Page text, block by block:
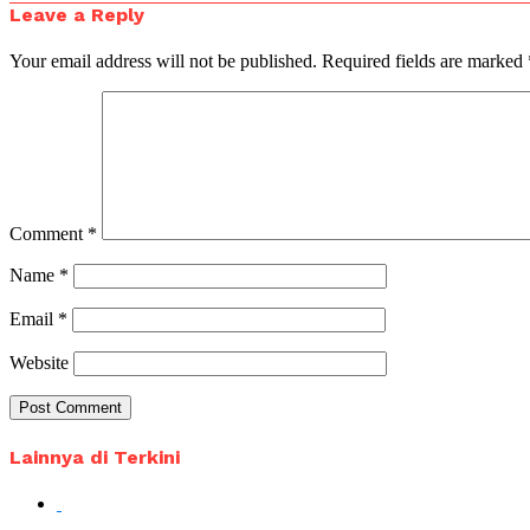
Leave a Reply
Your email address will not be published. Required fields are marked
Comment *
Name *
Email *
Website
Lainnya di Terkini